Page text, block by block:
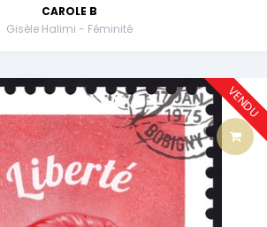
CAROLE B
Gisèle Halimi - Féminité
VENDU